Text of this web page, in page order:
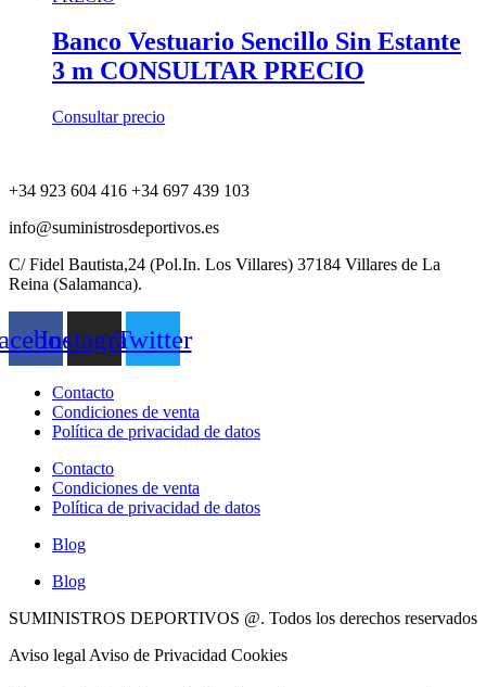
Banco Vestuario Sencillo Sin Estante
3 m CONSULTAR PRECIO
Consultar precio
+34 923 604 416 +34 697 439 103
info@suministrosdeportivos.es
C/ Fidel Bautista,24 (Pol.In. Los Villares) 37184 Villares de La
Reina (Salamanca).
InstagramTwitter
Contacto
Condiciones de venta
Política de privacidad de datos
Contacto
Condiciones de venta
Política de privacidad de datos
Blog
Blog
SUMINISTROS DEPORTIVOS @. Todos los derechos reservados
Aviso legal Aviso de Privacidad Cookies